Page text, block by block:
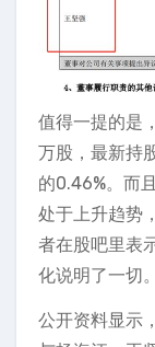
值得一提的是
万股，最新持
的0.46%。而
处于上升趋势
者在股吧里表
化说明了一切
公开资料显示